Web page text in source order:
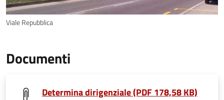
Viale Repubblica
Documenti
Determina dirigenziale (PDF 178,58 KB)